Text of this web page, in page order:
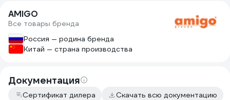
AMIGO
Все товары бренда
Россия — родина бренда
Китай — страна производства
Документация
Сертификат дилера Скачать всю документацию